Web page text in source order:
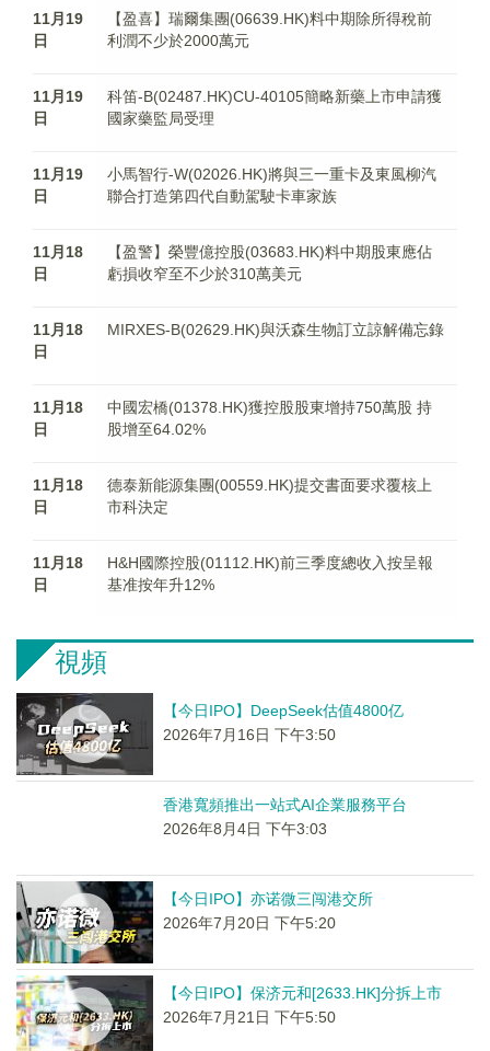
11月19
日
【盈喜】瑞爾集團(06639.HK)料中期除所得稅前
利潤不少於2000萬元
11月19
日
科笛-B(02487.HK)CU-40105簡略新藥上市申請獲
國家藥監局受理
11月19
日
小馬智行-W(02026.HK)將與三一重卡及東風柳汽
聯合打造第四代自動駕駛卡車家族
11月18
日
【盈警】榮豐億控股(03683.HK)料中期股東應佔
虧損收窄至不少於310萬美元
11月18
日
MIRXES-B(02629.HK)與沃森生物訂立諒解備忘錄
11月18
日
中國宏橋(01378.HK)獲控股股東增持750萬股 持
股增至64.02%
11月18
日
德泰新能源集團(00559.HK)提交書面要求覆核上
市科決定
11月18
日
H&H國際控股(01112.HK)前三季度總收入按呈報
基准按年升12%
視頻
【今日IPO】DeepSeek估值4800亿
2026年7月16日 下午3:50
香港寬頻推出一站式AI企業服務平台
2026年8月4日 下午3:03
【今日IPO】亦诺微三闯港交所
2026年7月20日 下午5:20
【今日IPO】保济元和[2633.HK]分拆上市
2026年7月21日 下午5:50